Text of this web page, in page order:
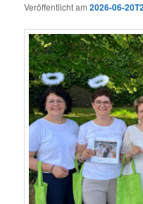
Veröffentlicht am2026-06-